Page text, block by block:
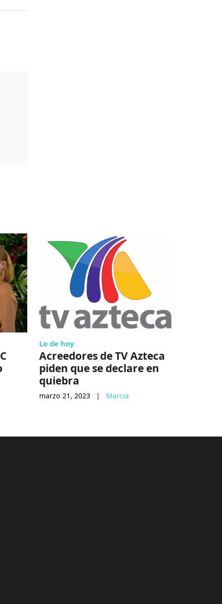
Lo de hoy
Acreedores de TV Azteca
piden que se declare en
quiebra
marzo 21, 2023 | Marcia